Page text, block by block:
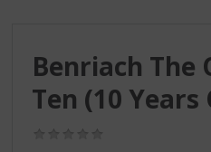
Benriach The
Ten (10 Years